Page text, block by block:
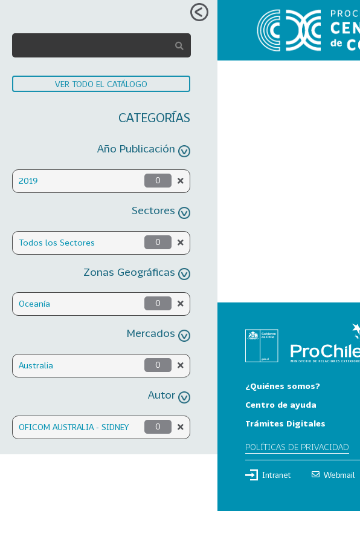
VER TODO EL CATÁLOGO
CATEGORÍAS
Año Publicación
2019 0
Sectores
Todos los Sectores 0
Zonas Geográficas
Oceanía 0
Mercados
Australia 0
Autor
OFICOM AUSTRALIA - SIDNEY 0
¿Quiénes somos?
Centro de ayuda
Trámites Digitales
POLÍTICAS DE PRIVACIDAD
Intranet Webmail